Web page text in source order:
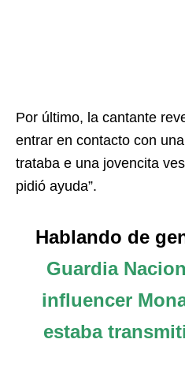
Por último, la cantante
entrar en contacto con
trataba e una jovencita
pidió ayuda”.
Hablando de
Guardia
influencer
estaba